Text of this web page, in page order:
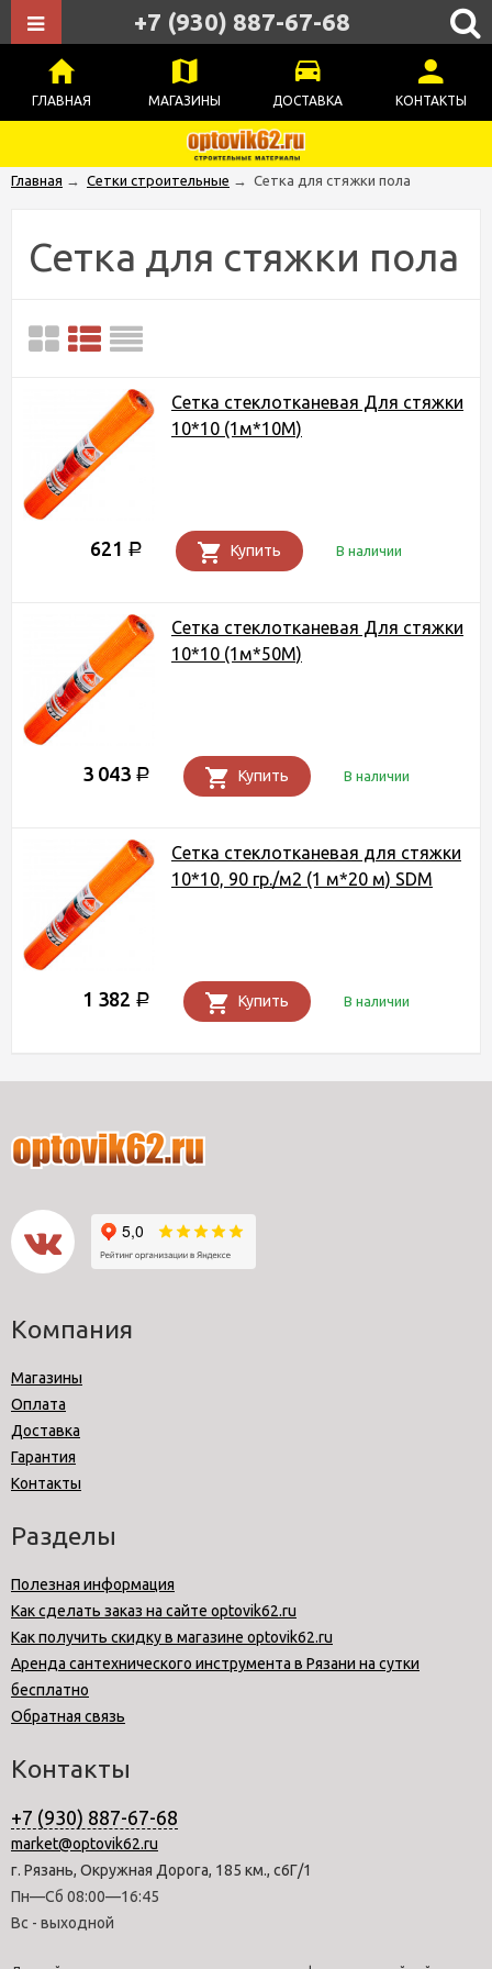
ГЛАВНАЯ МАГАЗИНЫ ДОСТАВКА КОНТАКТЫ
+7 (930) 887-67-68
Главная → Сетки строительные → Сетка для стяжки пола
Сетка для стяжки пола
Сетка стеклотканевая Для стяжки
10*10 (1м*10М)
621 Р Купить В наличии
Сетка стеклотканевая Для стяжки
10*10 (1м*50М)
3 043 Р Купить В наличии
Сетка стеклотканевая для стяжки
10*10, 90 гр./м2 (1 м*20 м) SDM
1 382 Р Купить В наличии
Компания
Магазины
Оплата
Доставка
Гарантия
Контакты
Разделы
Полезная информация
Как сделать заказ на сайте optovik62.ru
Как получить скидку в магазине optovik62.ru
Аренда сантехнического инструмента в Рязани на сутки
бесплатно
Обратная связь
Контакты
+7 (930) 887-67-68
market@optovik62.ru
г. Рязань, Окружная Дорога, 185 км., с6Г/1
Пн—Сб 08:00—16:45
Вс - выходной